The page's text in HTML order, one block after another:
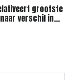
grootste
verschil in